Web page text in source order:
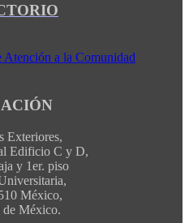
Exteriores,
Edificio C y D,
y 1er. piso
México,
de México.